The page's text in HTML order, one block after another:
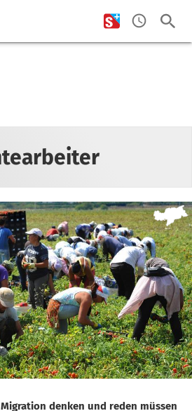
denken und reden müssen